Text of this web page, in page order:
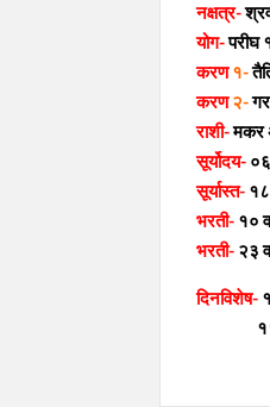
नक्षत्र-
योग-परीघ
करण १-
करण २-
राशी-मकर
सूर्योदय-
सूर्यास्त-
भरती- १०
भरती- २३
दिनविशेष-
१९९९: